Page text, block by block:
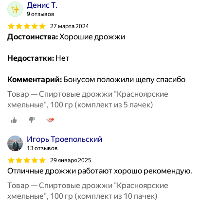
Денис Т.
9 отзывов
27 марта 2024
Достоинства:Хорошие дрожжи
Недостатки: Нет
Комментарий: Бонусом положили щепу спасибо
Товар — Спиртовые дрожжи "Красноярские
хмельные", 100 гр (комплект из 5 пачек)
Игорь Троепольский
13 отзывов
29 января 2025
Отличные дрожжи работают хорошо рекомендую.
Товар — Спиртовые дрожжи "Красноярские
хмельные", 100 гр (комплект из 10 пачек)